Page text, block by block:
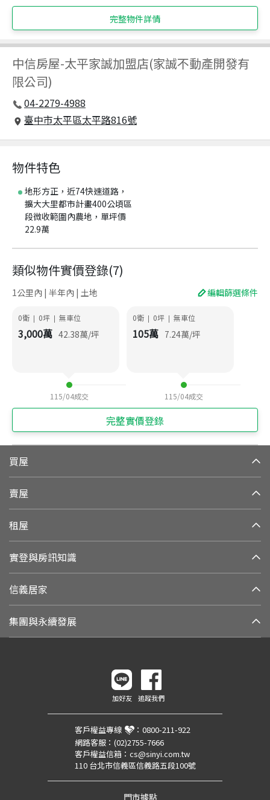
完整物件詳情
中信房屋-太平家誠加盟店(家誠不動產開發有
限公司)
04-2279-4988
臺中市太平區太平路816號
物件特色
地形方正，近74快速道路，
擴大大里都市計畫400公頃區
段微收範圍內農地，單坪價
22.9萬
類似物件實價登錄(7)
1公里內 | 半年內 | 土地 編輯篩選條件
0衛 | 0坪 | 無車位
3,000萬 42.38萬/坪
115/04成交
0衛 | 0坪 | 無車位
105萬 7.24萬/坪
115/04成交
完整實價登錄
買屋
賣屋
租屋
實登與房訊知識
信義居家
集團與永續發展
加好友 追蹤我們
客戶權益專線 ： 0800-211-922
網路客服： (02)2755-7666
客戶權益信箱： cs@sinyi.com.tw
110 台北市信義區信義路五段100號
門市據點